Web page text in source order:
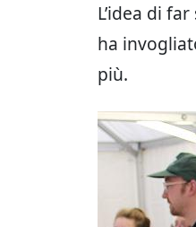
L’idea di
ha
più.